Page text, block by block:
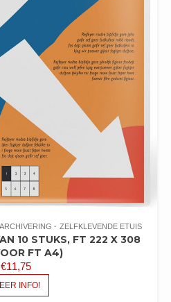
ZELFKLEVENDE ETUIS
10 STUKS, FT 222 X 308
FT A4)
€11,75
INFO!